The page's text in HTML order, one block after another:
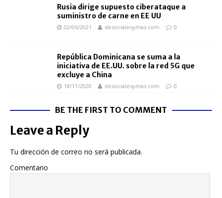
Rusia dirige supuesto ciberataque a
suministro de carne en EE UU
02/06/2021 desocialesymas.com 0
República Dominicana se suma a la
iniciativa de EE.UU. sobre la red 5G que
excluye a China
18/11/2020 desocialesymas.com 0
BE THE FIRST TO COMMENT
Leave a Reply
Tu dirección de correo no será publicada.
Comentario